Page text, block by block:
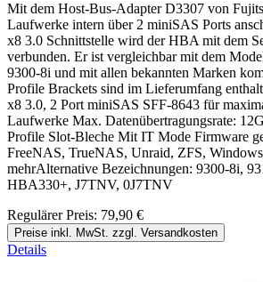
Mit dem Host-Bus-Adapter D3307 von
Laufwerke intern über 2 miniSAS Ports
x8 3.0 Schnittstelle wird der HBA mit dem
verbunden. Er ist vergleichbar mit dem
9300-8i und mit allen bekannten Marken
Profile Brackets sind im Lieferumfang
x8 3.0, 2 Port miniSAS SFF-8643 für
Laufwerke Max. Datenübertragungsrate:
Profile Slot-Bleche Mit IT Mode Firmware
FreeNAS, TrueNAS, Unraid, ZFS,
mehrAlternative Bezeichnungen: 9300-8i,
HBA330+, J7TNV, 0J7TNV
Regulärer Preis: 79,90 €
Preise inkl. MwSt. zzgl. Versandkosten
Details